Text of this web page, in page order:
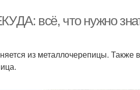
всё, что нужно
из металлочерепицы. Также в